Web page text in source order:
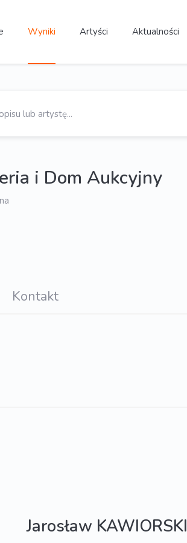
Wyniki Artyści Aktualności
i Dom Aukcyjny
Kontakt
Jarosław KAWIORSKI